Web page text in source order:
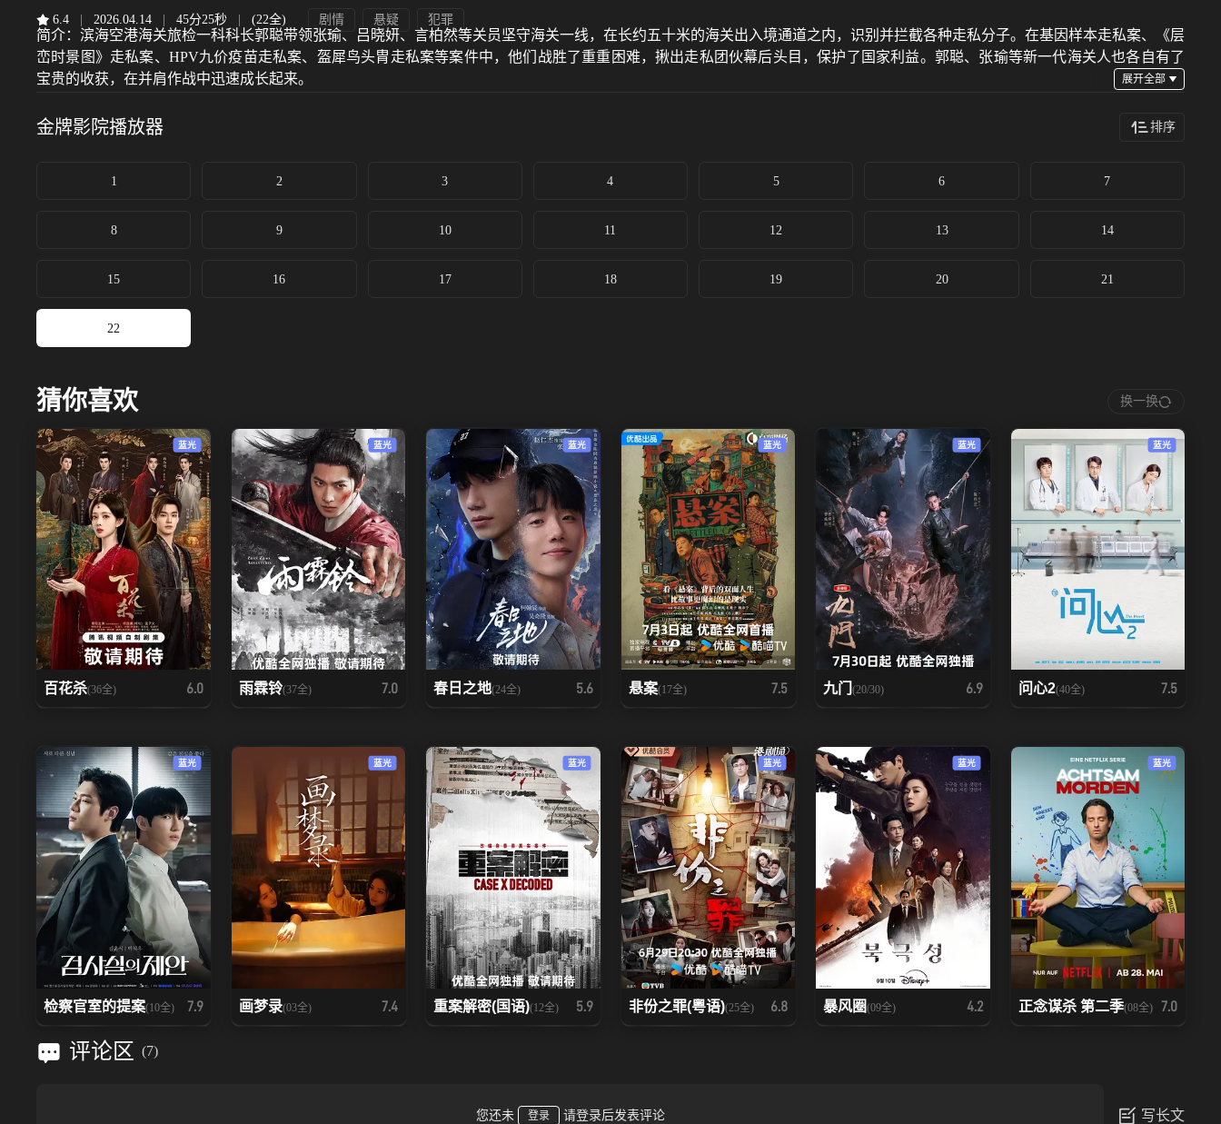
6.4 2026.04.14 45分25秒 (22全) 剧情 悬疑 犯罪
简介： 滨海空港海关旅检一科科长郭聪带领张瑜、吕晓妍、言柏然等关员坚守海关一线，在长约五十米的海关出入境通道之内，识别并拦截各种走私分子。在基因样本走私案、《层
峦时景图》走私案、HPV九价疫苗走私案、盔犀鸟头胄走私案等案件中，他们战胜了重重困难，揪出走私团伙幕后头目，保护了国家利益。郭聪、张瑜等新一代海关人也各自有了
宝贵的收获，在并肩作战中迅速成长起来。
金牌影院播放器 排序
1 2 3 4 5 6 7
8 9 10 11 12 13 14
15 16 17 18 19 20 21
22
猜你喜欢 换一换
蓝光
百花杀(36全) 6.0
蓝光
雨霖铃(37全) 7.0
蓝光
春日之地(24全) 5.6
蓝光
悬案(17全) 7.5
蓝光
九门 (20/30) 6.9
蓝光
问心2(40全) 7.5
蓝光
检察官室的提案(10全) 7.9
蓝光
画梦录(03全) 7.4
蓝光
重案解密(国语)(12全) 5.9
蓝光
非份之罪(粤语)(25全) 6.8
蓝光
暴风圈(09全) 4.2
蓝光
正念谋杀 第二季(08全) 7.0
评论区 (7)
您还未 登录 请登录后发表评论 写长文